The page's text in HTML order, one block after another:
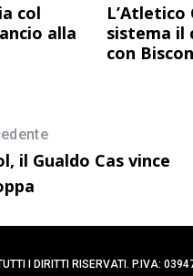
col
alla
L’Atletico
sistema il
con
il Gualdo Cas vince
I DIRITTI RISERVATI. P.IVA: